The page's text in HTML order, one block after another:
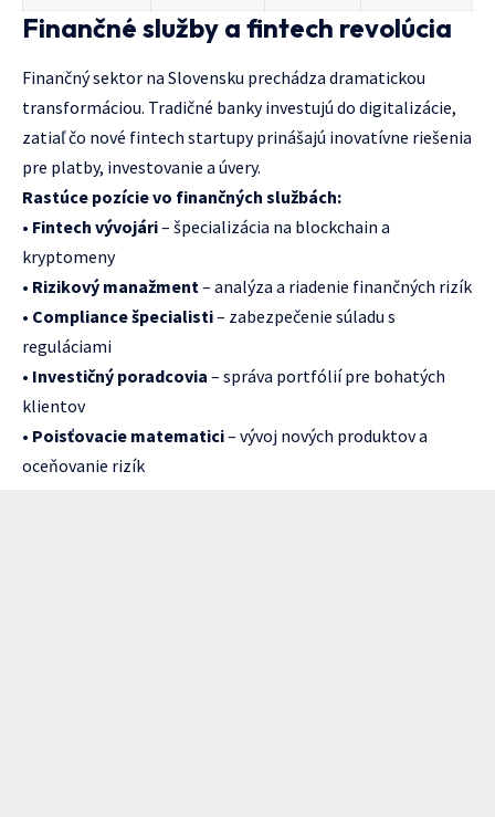
Finančné služby a fintech revolúcia
Finančný sektor na Slovensku prechádza dramatickou
transformáciou. Tradičné banky investujú do digitalizácie,
zatiaľ čo nové fintech startupy prinášajú inovatívne riešenia
pre platby, investovanie a úvery.
Rastúce pozície vo finančných službách:
• Fintech vývojári– špecializácia na blockchain a
kryptomeny
• Rizikový manažment – analýza a riadenie finančných rizík
• Compliance špecialisti– zabezpečenie súladu s
reguláciami
• Investičný poradcovia – správa portfólií pre bohatých
klientov
• Poisťovacie matematici– vývoj nových produktov a
oceňovanie rizík